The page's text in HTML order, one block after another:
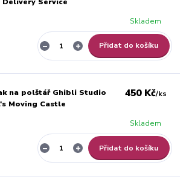
Skladem
Přidat do košíku
na polštář Ghibli Studio
Moving Castle
450 Kč/ks
Skladem
Přidat do košíku